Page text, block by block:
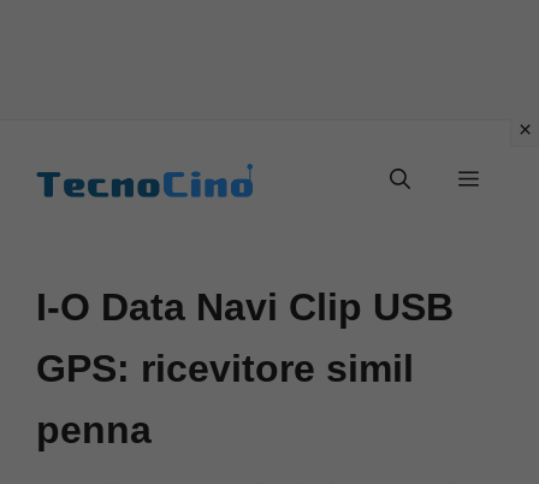
Menu
I-O Data Navi Clip USB
GPS: ricevitore simil
penna